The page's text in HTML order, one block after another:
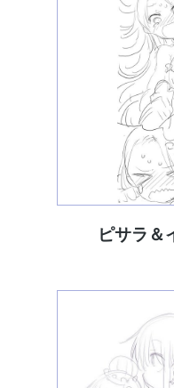
ピサラ